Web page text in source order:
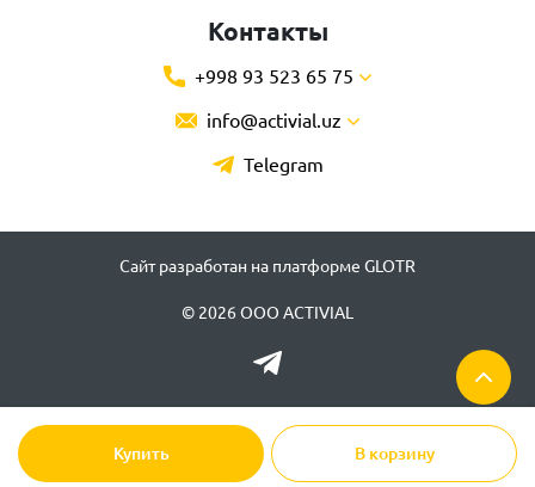
Купить В корзину
Контакты
+998 93 523 65 75
info@activial.uz
Telegram
Сайт разработан на платформе GLOTR
© 2026 ООО ACTIVIAL